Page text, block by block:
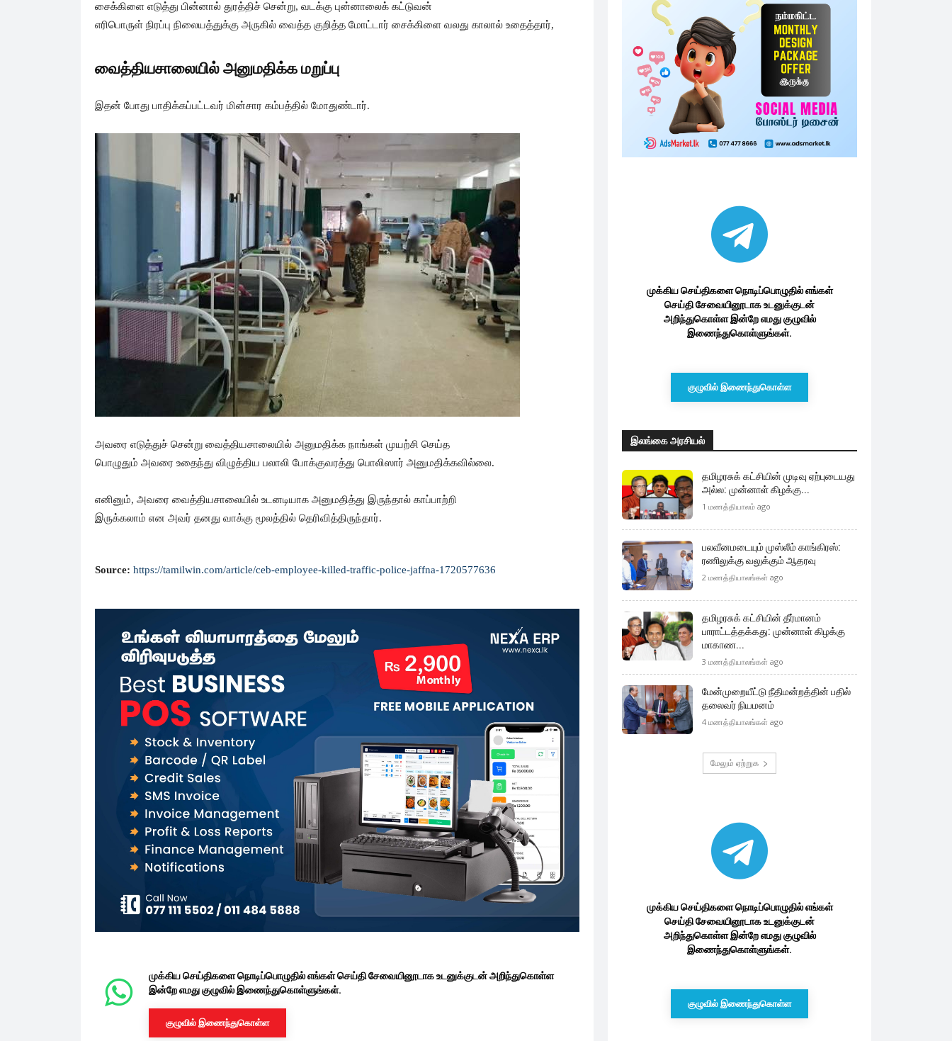
சைக்கிளை எடுத்து பின்னால் துரத்திச் சென்று, வடக்கு புன்னாலைக் கட்டுவன்
எரிபொருள் நிரப்பு நிலையத்துக்கு அருகில் வைத்த குறித்த மோட்டார் சைக்கிளை வலது காலால் உதைத்தார்,
வைத்தியசாலையில் அனுமதிக்க மறுப்பு
இதன் போது பாதிக்கப்பட்டவர் மின்சார கம்பத்தில் மோதுண்டார்.
அவரை எடுத்துச் சென்று வைத்தியசாலையில் அனுமதிக்க நாங்கள் முயற்சி செய்த
பொழுதும் அவரை உதைந்து விழுத்திய பலாலி போக்குவரத்து பொலிஸார் அனுமதிக்கவில்லை.
எனினும், அவரை வைத்தியசாலையில் உடனடியாக அனுமதித்து இருந்தால் காப்பாற்றி
இருக்கலாம் என அவர் தனது வாக்கு மூலத்தில் தெரிவித்திருந்தார்.
Source: https://tamilwin.com/article/ceb-employee-killed-traffic-police-jaffna-1720577636
முக்கிய செய்திகளை நொடிப்பொழுதில் எங்கள் செய்தி சேவையினூடாக உடனுக்குடன் அறிந்துகொள்ள
இன்றே எமது குழுவில் இணைந்துகொள்ளுங்கள்.
குழுவில் இணைந்துகொள்ள
முக்கிய செய்திகளை நொடிப்பொழுதில் எங்கள்
செய்தி சேவையினூடாக உடனுக்குடன்
அறிந்துகொள்ள இன்றே எமது குழுவில்
இணைந்துகொள்ளுங்கள்.
குழுவில் இணைந்துகொள்ள
இலங்கை அரசியல்
தமிழரசுக் கட்சியின் முடிவு ஏற்புடையது
அல்ல: முன்னாள் கிழக்கு...
1 மணத்தியாலம் ago
பலவீனமடையும் முஸ்லீம் காங்கிரஸ்:
ரணிலுக்கு வலுக்கும் ஆதரவு
2 மணத்தியாலங்கள் ago
தமிழரசுக் கட்சியின் தீர்மானம்
பாராட்டத்தக்கது: முன்னாள் கிழக்கு
மாகாண...
3 மணத்தியாலங்கள் ago
மேன்முறையீட்டு நீதிமன்றத்தின் பதில்
தலைவர் நியமனம்
4 மணத்தியாலங்கள் ago
மேலும் ஏற்றுக
முக்கிய செய்திகளை நொடிப்பொழுதில் எங்கள்
செய்தி சேவையினூடாக உடனுக்குடன்
அறிந்துகொள்ள இன்றே எமது குழுவில்
இணைந்துகொள்ளுங்கள்.
குழுவில் இணைந்துகொள்ள